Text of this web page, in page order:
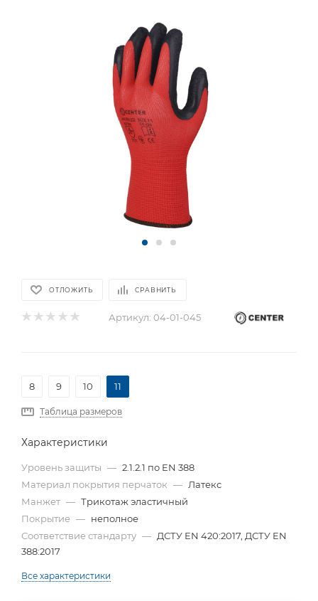
ОТЛОЖИТЬ СРАВНИТЬ
Артикул: 04-01-045
8 9 10 11
Таблица размеров
Характеристики
Уровень защиты — 2.1.2.1 по EN 388
Материал покрытия перчаток — Латекс
Манжет — Трикотаж эластичный
Покрытие — неполное
Соответствие стандарту — ДСТУ EN 420:2017, ДСТУ EN
388:2017
Все характеристики